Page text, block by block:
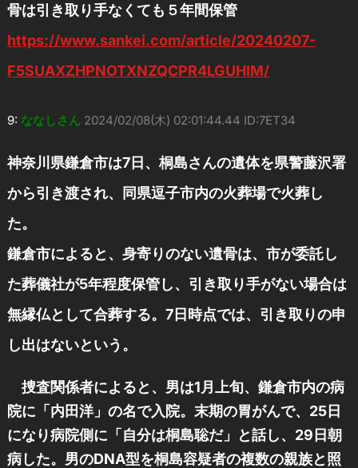
骨は引き取り手なくても５年間保管
https://www.sankei.com/article/20240207-
F5SUAXZHPNOTXNZQCPR4LGUHIM/
9: ななしさん 2024/02/08(木) 02:01:44.44 ID:7ET34
神奈川県鎌倉市は7日、桐島さんの遺体を県警藤沢署
から引き渡され、同県逗子市内の火葬場で火葬し
た。
鎌倉市によると、身寄りのない遺骨は、市が委託し
た葬儀社が5年程度保管し、引き取り手がない場合は
無縁仏として合葬する。7日時点では、引き取りの申
し出はないという。
捜査関係者によると、男は1月上旬、鎌倉市内の病
院に「内田洋」の名で入院。末期の胃がんで、25日
になり病院側に「自分は桐島聡だ」と話し、29日朝
病した。男のDNA型を桐島容疑者の複数の親族と照